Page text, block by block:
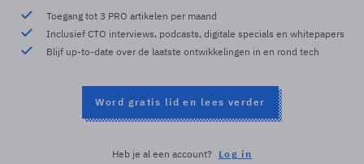
Toegang tot 3 PRO artikelen per maand
Inclusief CTO interviews, podcasts, digitale specials en whitepapers
Blijf up-to-date over de laatste ontwikkelingen in en rond tech
Word gratis lid en lees verder
Heb je al een account? Log in